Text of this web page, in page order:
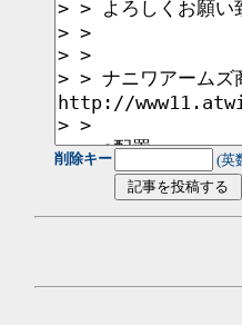
削除キー
(英